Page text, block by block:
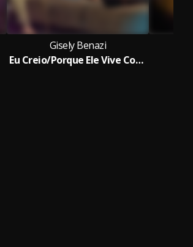
Gisely Benazi
Eu Creio/Porque Ele Vive Cover